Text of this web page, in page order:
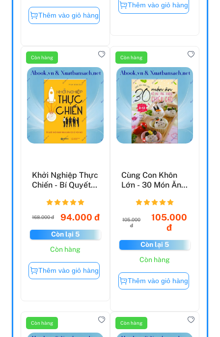
Thêm vào giỏ hàng
Thêm vào giỏ hàng
Còn hàng
Khởi Nghiệp Thực
Chiến - Bí Quyết
Kinh...
168.000 đ 94.000 đ
Còn lại 5
Còn hàng
Thêm vào giỏ hàng
Còn hàng
Cùng Con Khôn
Lớn - 30 Món Ăn
Trưởng C...
105.000
đ
105.000
đ
Còn lại 5
Còn hàng
Thêm vào giỏ hàng
Còn hàng Còn hàng